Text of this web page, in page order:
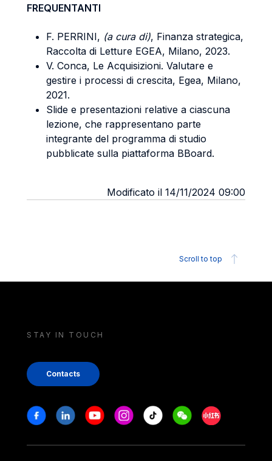
FREQUENTANTI
F. PERRINI, (a cura di), Finanza strategica,
Raccolta di Letture EGEA, Milano, 2023.
V. Conca, Le Acquisizioni. Valutare e
gestire i processi di crescita, Egea, Milano,
2021.
Slide e presentazioni relative a ciascuna
lezione, che rappresentano parte
integrante del programma di studio
pubblicate sulla piattaforma BBoard.
Modificato il 14/11/2024 09:00
Scroll to top
STAY IN TOUCH
Contacts
Stay in touch
FacebookLinkedinYoutubeInstagram
Tiktok WeechatXiaohongshu/